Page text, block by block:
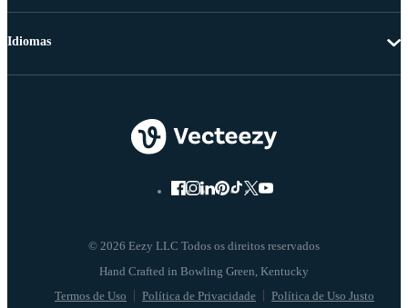
© 2026 Eezy LLC Todos os direitos reservados
Termos de Uso Política de Privacidade Política de Uso Justo
Idiomas